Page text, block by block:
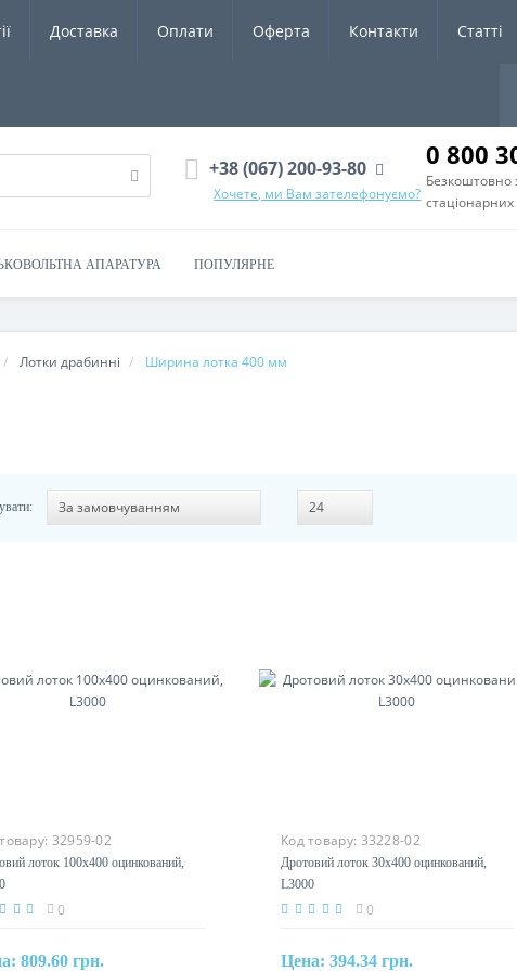
Доставка Оплати Оферта Контакти Статті
+38 (067) 200-93-80
Хочете, ми Вам зателефонуємо?
0 800
Безкоштовно
стаціонарних
АПАРАТУРА ПОПУЛЯРНЕ
Лотки драбинні Ширина лотка 400 мм
32959-02
лоток 100х400
L3000
0
809.60 грн.
Код товару: 33228-02
Дротовий лоток 30х400
оцинкований, L3000
0
Цена: 394.34 грн.